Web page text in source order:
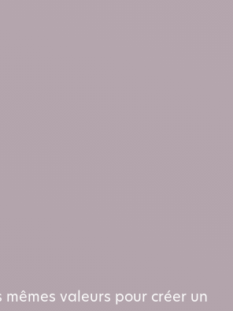
valeurs pour créer un